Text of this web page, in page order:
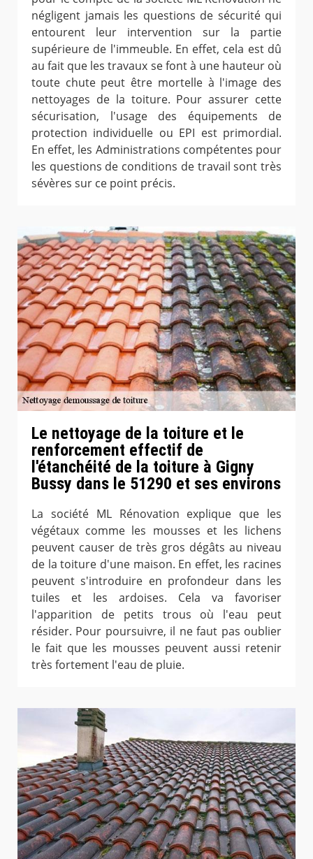
négligent jamais les questions de sécurité qui
entourent leur intervention sur la partie
supérieure de l'immeuble. En effet, cela est dû
au fait que les travaux se font à une hauteur où
toute chute peut être mortelle à l'image des
nettoyages de la toiture. Pour assurer cette
sécurisation, l'usage des équipements de
protection individuelle ou EPI est primordial.
En effet, les Administrations compétentes pour
les questions de conditions de travail sont très
sévères sur ce point précis.
Le nettoyage de la toiture et le
renforcement effectif de
l'étanchéité de la toiture à Gigny
Bussy dans le 51290 et ses environs
La société ML Rénovation explique que les
végétaux comme les mousses et les lichens
peuvent causer de très gros dégâts au niveau
de la toiture d'une maison. En effet, les racines
peuvent s'introduire en profondeur dans les
tuiles et les ardoises. Cela va favoriser
l'apparition de petits trous où l'eau peut
résider. Pour poursuivre, il ne faut pas oublier
le fait que les mousses peuvent aussi retenir
très fortement l'eau de pluie.